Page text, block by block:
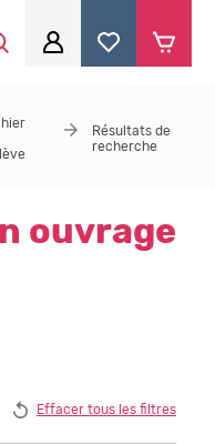
Résultats de
recherche
ouvrage
Effacer tous les filtres